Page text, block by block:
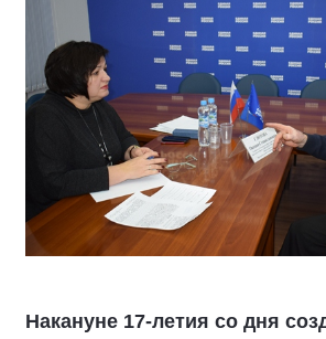
Накануне 17-летия со дня